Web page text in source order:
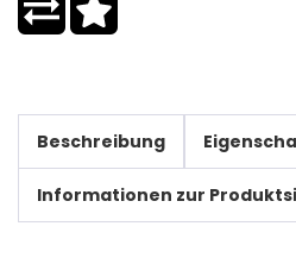
Beschreibung
Informationen zur